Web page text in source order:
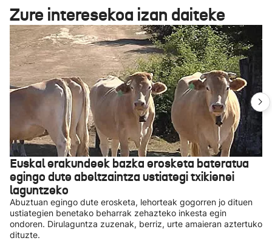
Zure interesekoa izan daiteke
Euskal erakundeek bazka erosketa bateratua
egingo dute abeltzaintza ustiategi txikienei
laguntzeko
Abuztuan egingo dute erosketa, lehorteak gogorren jo dituen
ustiategien benetako beharrak zehazteko inkesta egin
ondoren. Dirulaguntza zuzenak, berriz, urte amaieran aztertuko
dituzte.